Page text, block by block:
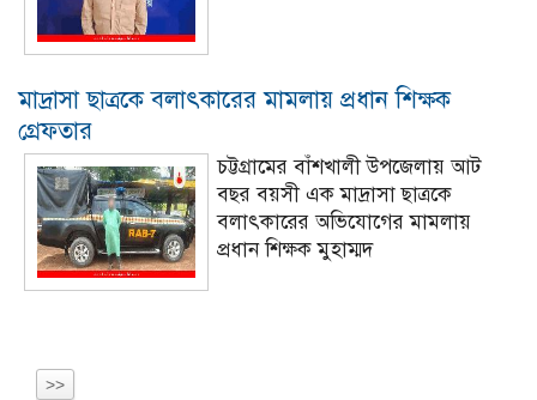
মাদ্রাসা ছাত্রকে বলাৎকারের মামলায় প্রধান শিক্ষক
গ্রেফতার
চট্টগ্রামের বাঁশখালী উপজেলায় আট
বছর বয়সী এক মাদ্রাসা ছাত্রকে
বলাৎকারের অভিযোগের মামলায়
প্রধান শিক্ষক মুহাম্মদ
>>